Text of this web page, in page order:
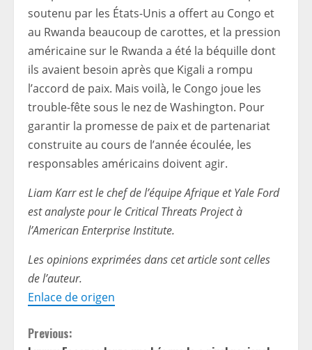
soutenu par les États-Unis a offert au Congo et
au Rwanda beaucoup de carottes, et la pression
américaine sur le Rwanda a été la béquille dont
ils avaient besoin après que Kigali a rompu
l’accord de paix. Mais voilà, le Congo joue les
trouble-fête sous le nez de Washington. Pour
garantir la promesse de paix et de partenariat
construite au cours de l’année écoulée, les
responsables américains doivent agir.
Liam Karr est le chef de l’équipe Afrique et Yale Ford
est analyste pour le Critical Threats Project à
l’American Enterprise Institute.
Les opinions exprimées dans cet article sont celles
de l’auteur.
Enlace de origen
C
Previous: